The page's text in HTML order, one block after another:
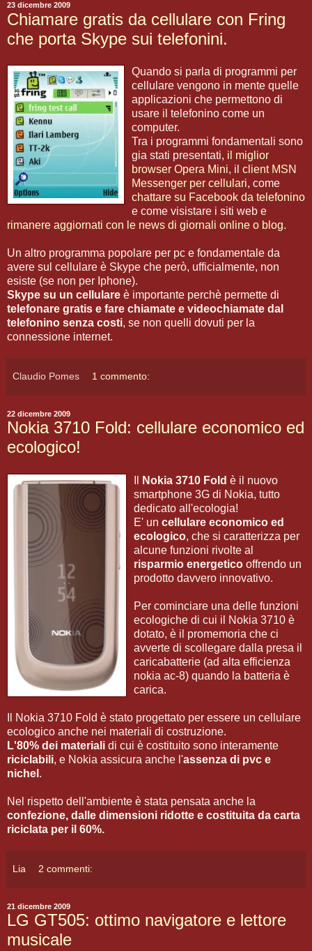
23 dicembre 2009
Chiamare gratis da cellulare con Fring
che porta Skype sui telefonini.
Quando si parla di programmi per
cellulare vengono in mente quelle
applicazioni che permettono di
usare il telefonino come un
computer.
Tra i programmi fondamentali sono
gia stati presentati, il miglior
browser Opera Mini, il client MSN
Messenger per cellulari, come
chattare su Facebook da telefonino
e come visistare i siti web e
rimanere aggiornati con le news di giornali online o blog.
Un altro programma popolare per pc e fondamentale da
avere sul cellulare è Skype che però, ufficialmente, non
esiste (se non per Iphone).
Skype su un cellulare è importante perchè permette di
telefonare gratis e fare chiamate e videochiamate dal
telefonino senza costi, se non quelli dovuti per la
connessione internet.
Claudio Pomes 1 commento:
22 dicembre 2009
Nokia 3710 Fold: cellulare economico ed
ecologico!
Nokia 3710 Fold è il nuovo
smartphone 3G di Nokia, tutto
dedicato all'ecologia!
E' un cellulare economico ed
ecologico, che si caratterizza per
alcune funzioni rivolte al
risparmio energetico offrendo un
prodotto davvero innovativo.
Per cominciare una delle funzioni
ecologiche di cui il Nokia 3710 è
dotato, è il promemoria che ci
avverte di scollegare dalla presa il
caricabatterie (ad alta efficienza
nokia ac-8) quando la batteria è
carica.
Il Nokia 3710 Fold è stato progettato per essere un cellulare
ecologico anche nei materiali di costruzione.
L'80% dei materiali di cui è costituito sono interamente
riciclabili, e Nokia assicura anche l'assenza di pvc e
nichel .
Nel rispetto dell'ambiente è stata pensata anche la
confezione, dalle dimensioni ridotte e costituita da carta
riciclata per il 60%.
Lia 2 commenti:
21 dicembre 2009
LG GT505: ottimo navigatore e lettore
musicale